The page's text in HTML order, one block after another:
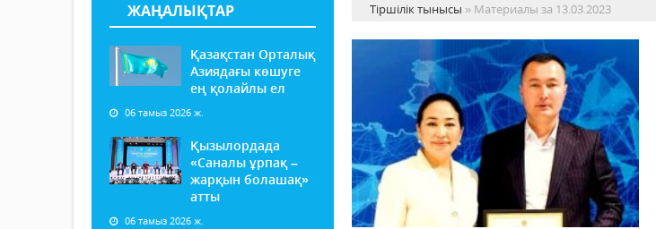
ЖАҢАЛЫҚТАР
Қазақстан Орталық
Азиядағы көшуге
ең қолайлы ел
06 тамыз 2026 ж.
Қызылордада
«Саналы ұрпақ –
жарқын болашақ»
атты
06 тамыз 2026 ж.
Тіршілік тынысы » Материалы за 13.03.2023